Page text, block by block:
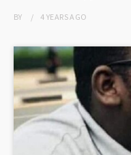
BY 4 YEARSAGO